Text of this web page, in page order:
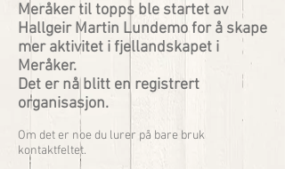
Meråker til topps ble startet av
Hallgeir Martin Lundemo for å skape
mer aktivitet i fjellandskapet i
Meråker.
Det er nå blitt en registrert
organisasjon.
Om det er noe du lurer på bare bruk
kontaktfeltet.